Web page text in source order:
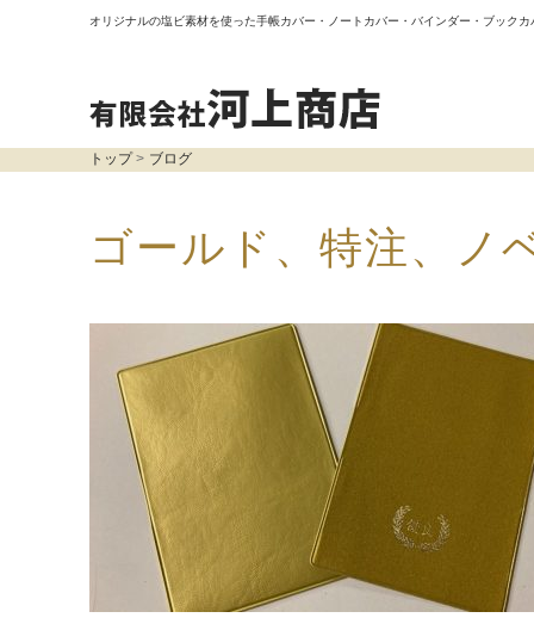
オリジナルの塩ビ素材を使った手帳カバー・ノートカバー・バインダー・ブック
トップ ブログ
ゴールド、特注、